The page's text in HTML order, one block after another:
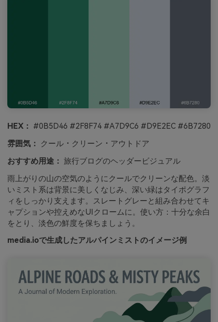
HEX： #0B5D46 #2F8F74 #A7D9C6 #D9E2EC #6B7280
雰囲気：
クール・クリーン・アウトドア
おすすめ用途： 旅行ブログのヘッダービジュアル
雨上がりの山の空気のようにクールでクリーンな配色。淡
いミスト系は背景に美しくなじみ、深い緑はタイポグラフ
ィをしっかり支えます。スレートグレーと組み合わせてキ
ャプションや控えめなUIクロームに。使い方：十分な余白
をとり、淡色の鮮度を保ちましょう。
media.ioで生成したアルパインミストのイメージ例